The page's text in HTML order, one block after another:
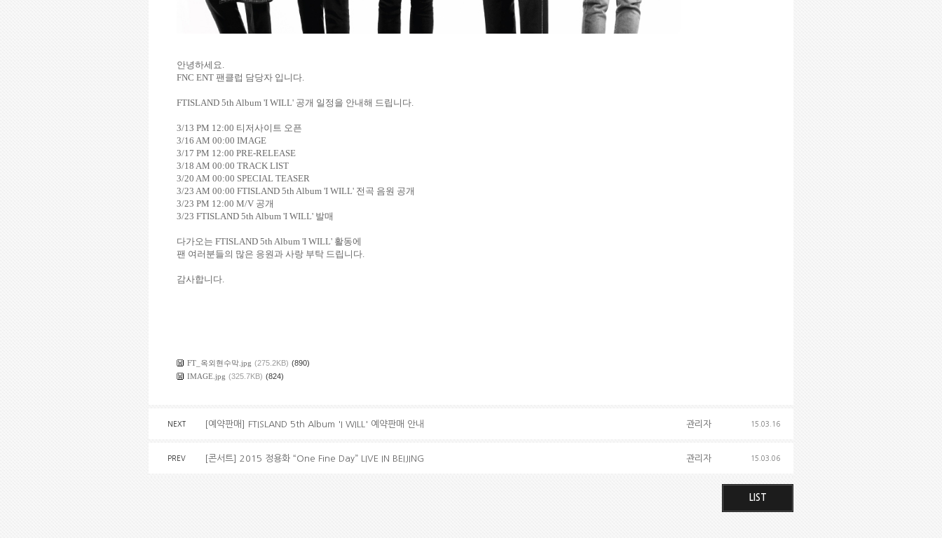
안녕하세요.
FNC ENT 팬클럽 담당자 입니다.
FTISLAND 5th Album 'I WILL' 공개 일정을 안내해 드립니다.
3/13 PM 12:00 티저사이트 오픈
3/16 AM 00:00 IMAGE
3/17 PM 12:00 PRE-RELEASE
3/18 AM 00:00 TRACK LIST
3/20 AM 00:00 SPECIAL TEASER
3/23 AM 00:00 FTISLAND 5th Album 'I WILL' 전곡 음원 공개
3/23 PM 12:00 M/V 공개
3/23 FTISLAND 5th Album 'I WILL' 발매
다가오는 FTISLAND 5th Album 'I WILL' 활동에
팬 여러분들의 많은 응원과 사랑 부탁 드립니다.
감사합니다.
FT_옥외현수막.jpg (275.2KB) (890)
IMAGE.jpg (325.7KB) (824)
NEXT [예약판매] FTISLAND 5th Album 'I WILL' 예약판매 안내 관리자 15.03.16
PREV [콘서트] 2015 정용화 “One Fine Day” LIVE IN BEIJING 관리자 15.03.06
LIST